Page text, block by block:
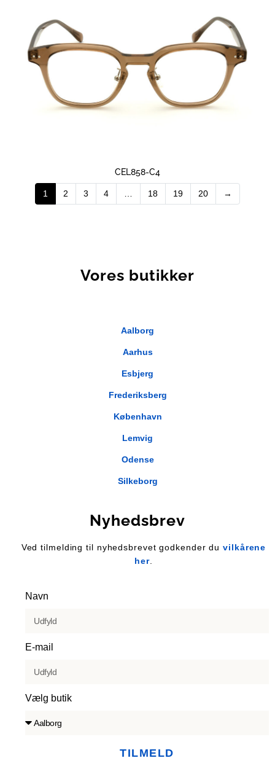
CEL858-C4
1 2 3 4 18 19 20 →
Vores butikker
Aalborg
Aarhus
Esbjerg
Frederiksberg
København
Lemvig
Odense
Silkeborg
Nyhedsbrev
Ved tilmelding til nyhedsbrevet godkender duvilkårene
her.
Navn
E-mail
Vælg butik
TILMELD